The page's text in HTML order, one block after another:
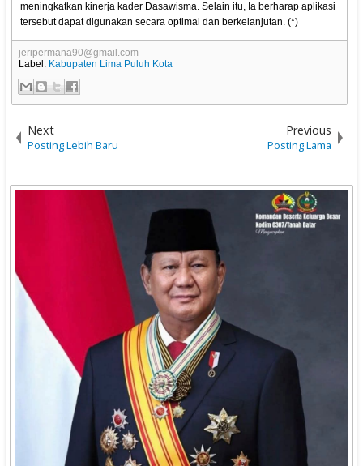
meningkatkan kinerja kader Dasawisma. Selain itu, Ia berharap aplikasi
tersebut dapat digunakan secara optimal dan berkelanjutan. (*)
jeripermana90@gmail.com
Label: Kabupaten Lima Puluh Kota
Next
Posting Lebih Baru
Previous
Posting Lama